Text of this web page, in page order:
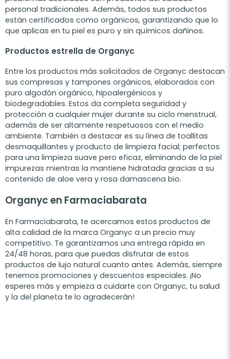
personal tradicionales. Además, todos sus productos
están certificados como orgánicos, garantizando que lo
que aplicas en tu piel es puro y sin químicos dañinos.
Productos estrella de Organyc
Entre los productos más solicitados de Organyc destacan
sus compresas y tampones orgánicos, elaborados con
puro algodón orgánico, hipoalergénicos y
biodegradables. Estos da completa seguridad y
protección a cualquier mujer durante su ciclo menstrual,
además de ser altamente respetuosos con el medio
ambiente. También a destacar es su línea de toallitas
desmaquillantes y producto de limpieza facial; perfectos
para una limpieza suave pero eficaz, eliminando de la piel
impurezas mientras la mantiene hidratada gracias a su
contenido de aloe vera y rosa damascena bio.
Organyc en Farmaciabarata
En Farmaciabarata, te acercamos estos productos de
alta calidad de la marca Organyc a un precio muy
competitivo. Te garantizamos una entrega rápida en
24/48 horas, para que puedas disfrutar de estos
productos de lujo natural cuanto antes. Además, siempre
tenemos promociones y descuentos especiales. ¡No
esperes más y empieza a cuidarte con Organyc, tu salud
y la del planeta te lo agradecerán!